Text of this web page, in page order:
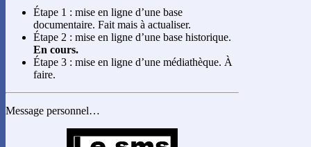
Étape 1 : mise en ligne d’une base
documentaire. Fait mais à actualiser.
Étape 2 : mise en ligne d’une base historique.
En cours.
Étape 3 : mise en ligne d’une médiathèque. À
faire.
Message personnel…